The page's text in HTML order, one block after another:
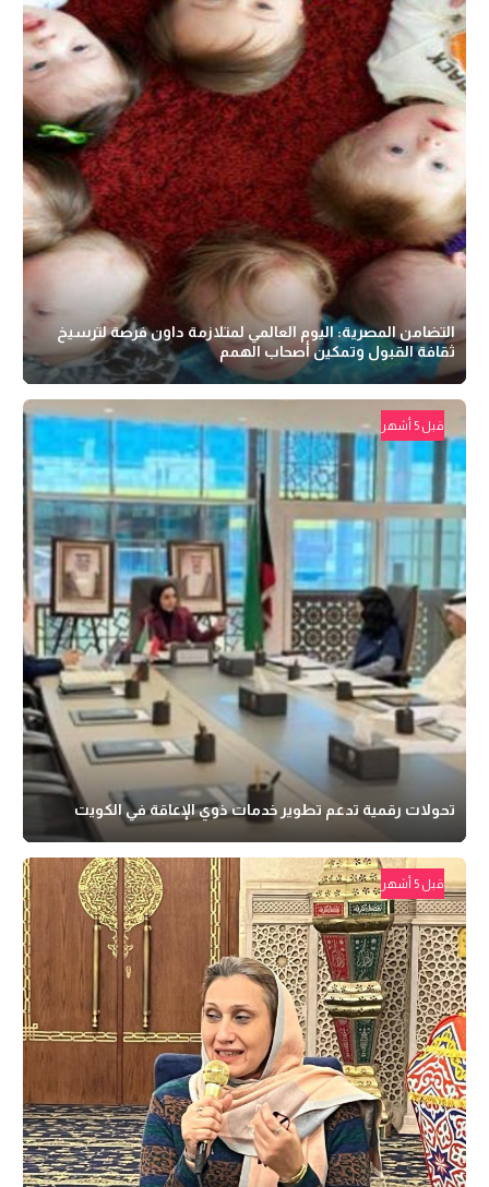
التضامن المصرية: اليوم العالمي لمتلازمة داون فرصة لترسيخ
ثقافة القبول وتمكين أصحاب الهمم
قبل 5 أشهر
تحولات رقمية تدعم تطوير خدمات ذوي الإعاقة في الكويت
قبل 5 أشهر